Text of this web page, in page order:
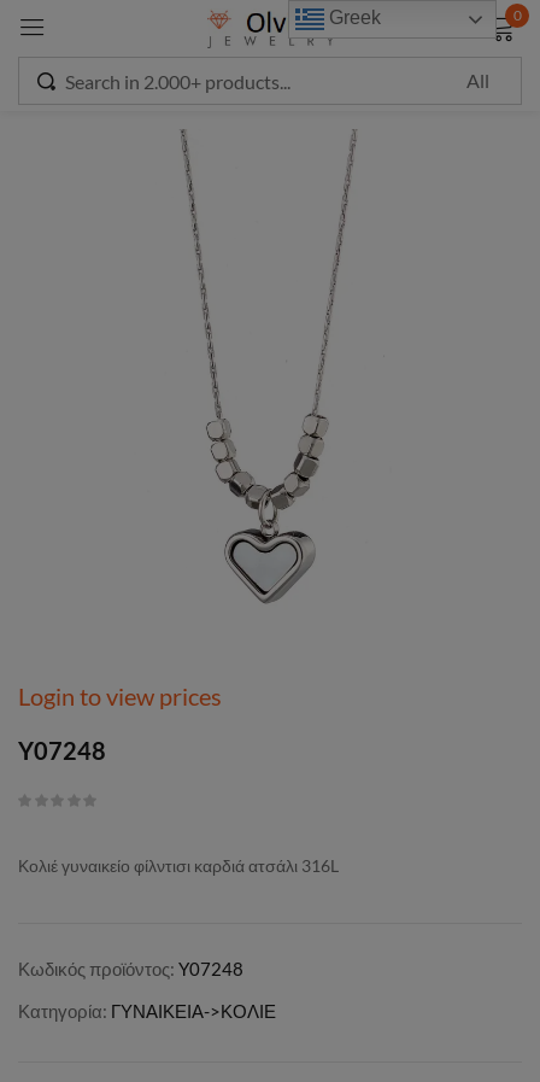
0
Login to view prices
Y07248
Κολιέ γυναικείο φίλντισι καρδιά ατσάλι 316L
Κωδικός προϊόντος: Y07248
Κατηγορία: ΓΥΝΑΙΚΕΙΑ->ΚΟΛΙΕ
Greek
Sign in
Remember me
CREATE AN ACCOUNT
modal-check